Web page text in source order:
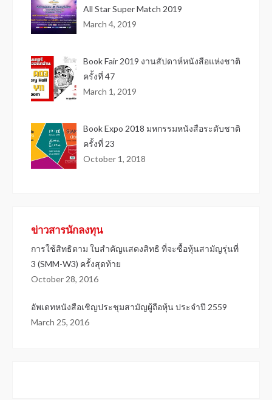
All Star Super Match 2019
March 4, 2019
Book Fair 2019 งานสัปดาห์หนังสือแห่งชาติ
ครั้งที่ 47
March 1, 2019
Book Expo 2018 มหกรรมหนังสือระดับชาติ
ครั้งที่ 23
October 1, 2018
ข่าวสารนักลงทุน
การใช้สิทธิตาม ใบสำคัญแสดงสิทธิ ที่จะซื้อหุ้นสามัญรุ่นที่
3 (SMM-W3) ครั้งสุดท้าย
October 28, 2016
อัพเดทหนังสือเชิญประชุมสามัญผู้ถือหุ้น ประจำปี 2559
March 25, 2016